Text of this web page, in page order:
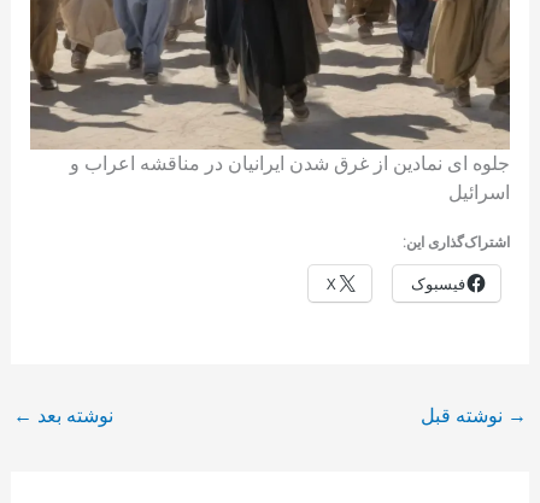
جلوه ای نمادین از غرق شدن ایرانیان در مناقشه اعراب و
اسرائیل
اشتراک‌گذاری این:
فیسبوک X
→ نوشته قبل نوشته بعد ←